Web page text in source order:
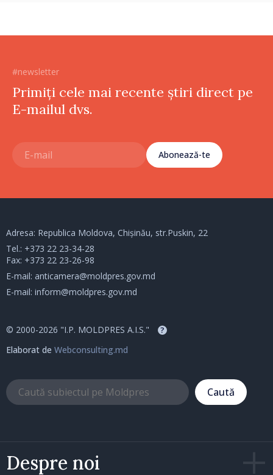
#newsletter
Primiți cele mai recente știri direct pe
E-mailul dvs.
Abonează-te
Despre noi
Adresa: Republica Moldova, Chișinău, str.Puskin, 22
Tel.: +373 22 23-34-28
Fax: +373 22 23-26-98
E-mail: anticamera@moldpres.gov.md
E-mail: inform@moldpres.gov.md
© 2000-2026 "I.P. MOLDPRES A.I.S." ?
Elaborat de Webconsulting.md
Caută